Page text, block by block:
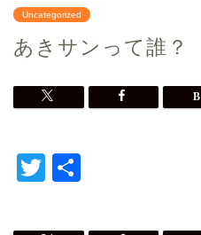
Uncategorized
あきサンって誰？
T
tt